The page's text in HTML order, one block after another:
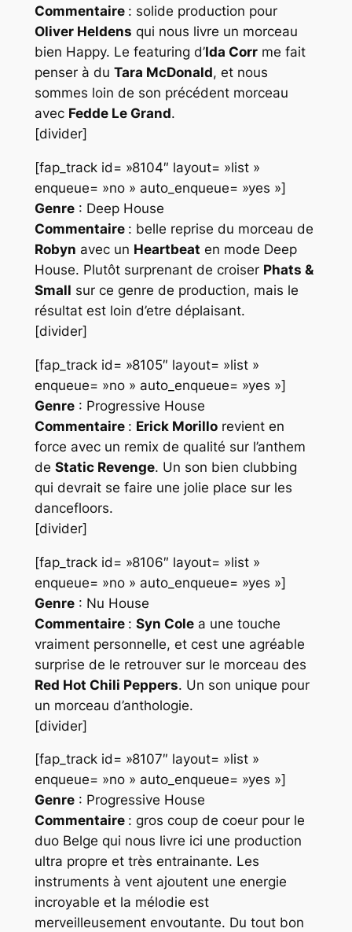
Commentaire : solide production pour
Oliver Heldens qui nous livre un morceau
bien Happy. Le featuring d’Ida Corrme fait
penser à du Tara McDonald, et nous
sommes loin de son précédent morceau
avec Fedde Le Grand.
[divider]
[fap_track id= »8104″ layout= »list »
enqueue= »no » auto_enqueue= »yes »]
Genre: Deep House
Commentaire : belle reprise du morceau de
Robyn avec un Heartbeat en mode Deep
House. Plutôt surprenant de croiser Phats &
Small sur ce genre de production, mais le
résultat est loin d’etre déplaisant.
[divider]
[fap_track id= »8105″ layout= »list »
enqueue= »no » auto_enqueue= »yes »]
Genre: Progressive House
Commentaire : Erick Morillorevient en
force avec un remix de qualité sur l’anthem
de Static Revenge. Un son bien clubbing
qui devrait se faire une jolie place sur les
dancefloors.
[divider]
[fap_track id= »8106″ layout= »list »
enqueue= »no » auto_enqueue= »yes »]
Genre: Nu House
Commentaire : Syn Colea une touche
vraiment personnelle, et cest une agréable
surprise de le retrouver sur le morceau des
Red Hot Chili Peppers. Un son unique pour
un morceau d’anthologie.
[divider]
[fap_track id= »8107″ layout= »list »
enqueue= »no » auto_enqueue= »yes »]
Genre: Progressive House
Commentaire : gros coup de coeur pour le
duo Belge qui nous livre ici une production
ultra propre et très entrainante. Les
instruments à vent ajoutent une energie
incroyable et la mélodie est
merveilleusement envoutante. Du tout bon